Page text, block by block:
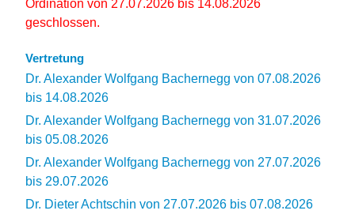
Ordination von 27.07.2026 bis 14.08.2026
geschlossen.
Vertretung
Dr. Alexander Wolfgang Bachernegg von 07.08.2026
bis 14.08.2026
Dr. Alexander Wolfgang Bachernegg von 31.07.2026
bis 05.08.2026
Dr. Alexander Wolfgang Bachernegg von 27.07.2026
bis 29.07.2026
Dr. Dieter Achtschin von 27.07.2026 bis 07.08.2026